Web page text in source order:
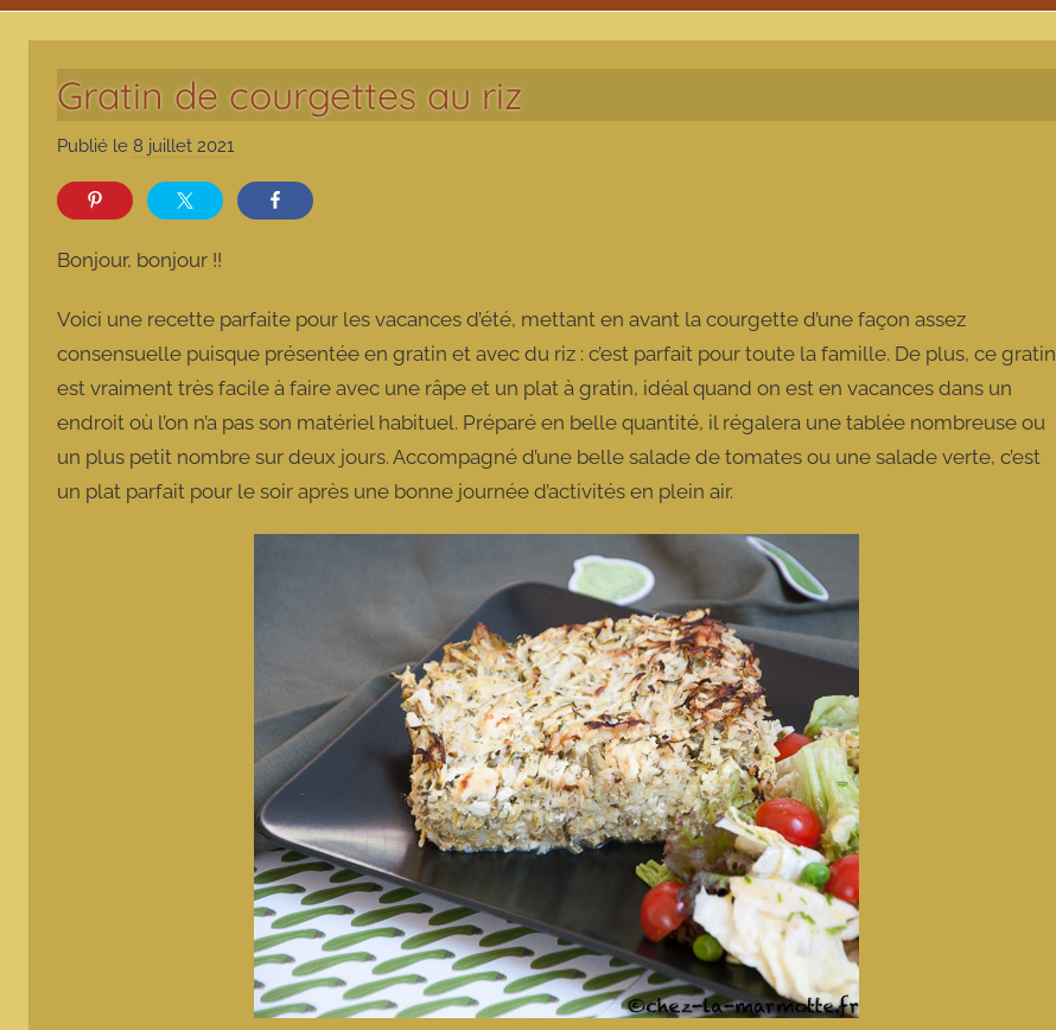
Gratin de courgettes au riz
Publié le 8 juillet 2021
r
m
o
t
t
e
Bonjour, bonjour !!
Voici une recette parfaite pour les vacances d’été, mettant en avant la courgette d’une façon assez
consensuelle puisque présentée en gratin et avec du riz : c’est parfait pour toute la famille. De plus, ce gratin
est vraiment très facile à faire avec une râpe et un plat à gratin, idéal quand on est en vacances dans un
endroit où l’on n’a pas son matériel habituel. Préparé en belle quantité, il régalera une tablée nombreuse ou
un plus petit nombre sur deux jours. Accompagné d’une belle salade de tomates ou une salade verte, c’est
un plat parfait pour le soir après une bonne journée d’activités en plein air.